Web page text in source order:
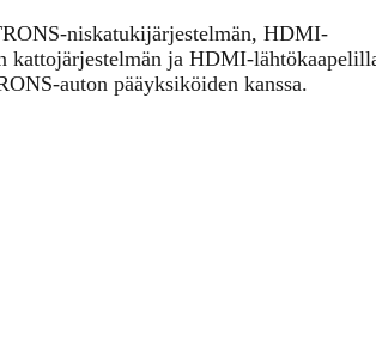
niskatukijärjestelmän, HDMI-
kattojärjestelmän ja HDMI-
auton pääyksiköiden kanssa.